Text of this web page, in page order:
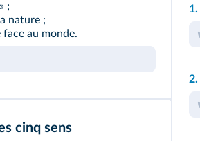
;
nature ;
au monde.
cinq sens
1.
2.